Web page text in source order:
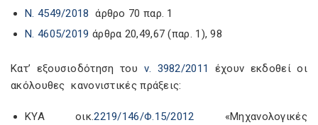
Ν. 4549/2018 άρθρο 70 παρ. 1
Ν. 4605/2019 άρθρα 20,49,67 (παρ. 1), 98
Κατ’ εξουσιοδότηση του ν. 3982/2011
έχουν εκδοθεί οι
ακόλουθες κανονιστικές πράξεις:
ΚΥΑ οικ.2219/146/Φ.15/2012 «Μηχανολογικές